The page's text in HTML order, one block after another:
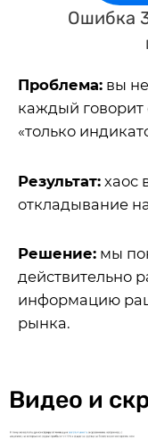
Ошибка
Проблема: вы
каждый говорит
«только
Результат: хаос
откладывание
Решение: мы
действительно
информацию
рынка.
Видео и